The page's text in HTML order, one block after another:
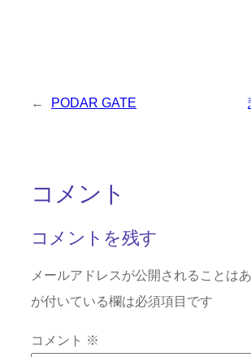
← PODAR GATE
コメント
コメントを残す
メールアドレスが公開されることはあ
が付いている欄は必須項目です
コメント ※